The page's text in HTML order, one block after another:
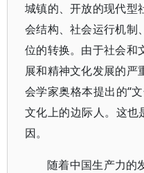
城镇的、开放的现代型
会结构、社会运行机制
位的转换。由于社会和
展和精神文化发展的严
会学家奥格本提出的“
文化上的边际人。这也
因。
随着中国生产力的